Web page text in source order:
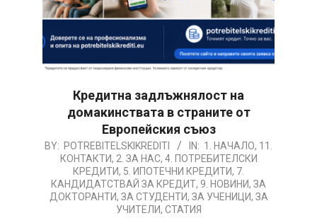
Кредитна задлъжнялост на
домакинствата в страните от
Европейския съюз
2026-
06
BY: POTREBITELSKIKREDITI IN: 1. НАЧАЛО, 11.
КОНТАКТИ, 2. ЗА НАС, 4. ПОТРЕБИТЕЛСКИ
КРЕДИТИ, 5. ИПОТЕЧНИ КРЕДИТИ, 7.
КАНДИДАТСТВАЙ ЗА КРЕДИТ, 9. НОВИНИ, ЗА
ДОКТОРАНТИ, ЗА СТУДЕНТИ, ЗА УЧЕНИЦИ, ЗА
УЧИТЕЛИ, СТАТИЯ